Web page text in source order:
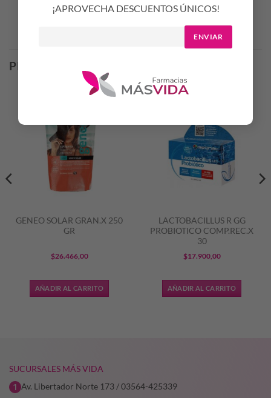
¡APROVECHA DESCUENTOS ÚNICOS!
ENVIAR
Productos Relacionados
PRODUCTOS RELACIONADOS
GENEO SOLAR GRAN.X 250
GR
$26.466,00
AÑADIR AL CARRITO
LACTOBACILLUS R GG
PROBIOTICO COMP.REC.X
30
$17.900,00
AÑADIR AL CARRITO
SUCURSALES MÁS VIDA
Av. Libertador Norte 173 / 03564-425339